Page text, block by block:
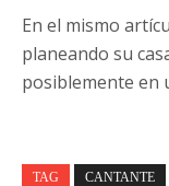
En el mismo
planeando su
posiblemente en
TAG CANTANTE